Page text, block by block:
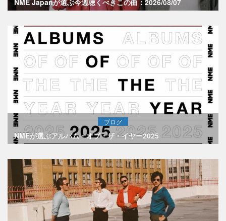
ブログ
NMEが選ぶアルバム・オブ・ザ・イヤー2025